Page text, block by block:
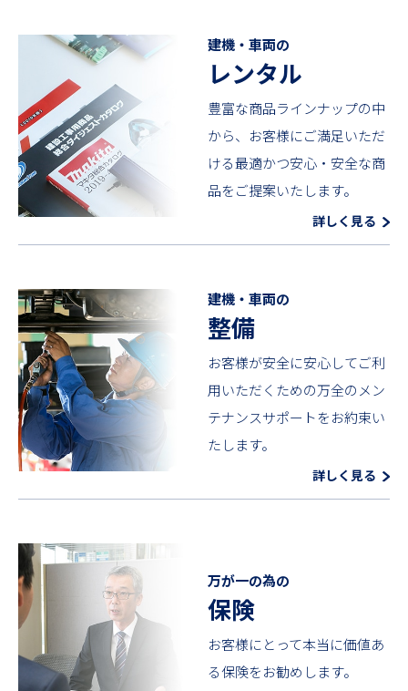
建機・車両の
レンタル
豊富な商品ラインナップの中
から、お客様にご満足いただ
ける最適かつ安心・安全な商
品をご提案いたします。
詳しく見る
建機・車両の
整備
お客様が安全に安心してご利
用いただくための万全のメン
テナンスサポートをお約束い
たします。
詳しく見る
万が一の為の
保険
お客様にとって本当に価値あ
る保険をお勧めします。